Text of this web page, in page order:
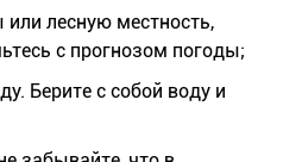
лесную местность,
с прогнозом погоды;
Берите с собой воду и